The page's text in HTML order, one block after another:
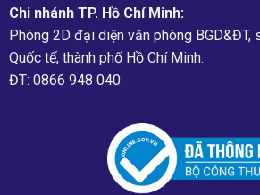
Chi nhánh TP. Hồ Chí Minh:
Phòng 2D đại diện văn phòng BGD&ĐT,
Quốc tế, thành phố Hồ Chí Minh.
ĐT: 0866 948 040